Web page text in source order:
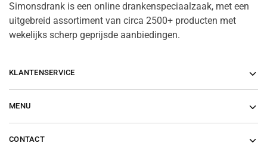
Simonsdrank is een online drankenspeciaalzaak, met een
uitgebreid assortiment van circa 2500+ producten met
wekelijks scherp geprijsde aanbiedingen.
KLANTENSERVICE
MENU
CONTACT